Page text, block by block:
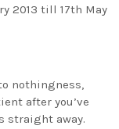
2013 till 17th May
nothingness,
after you’ve
straight away.